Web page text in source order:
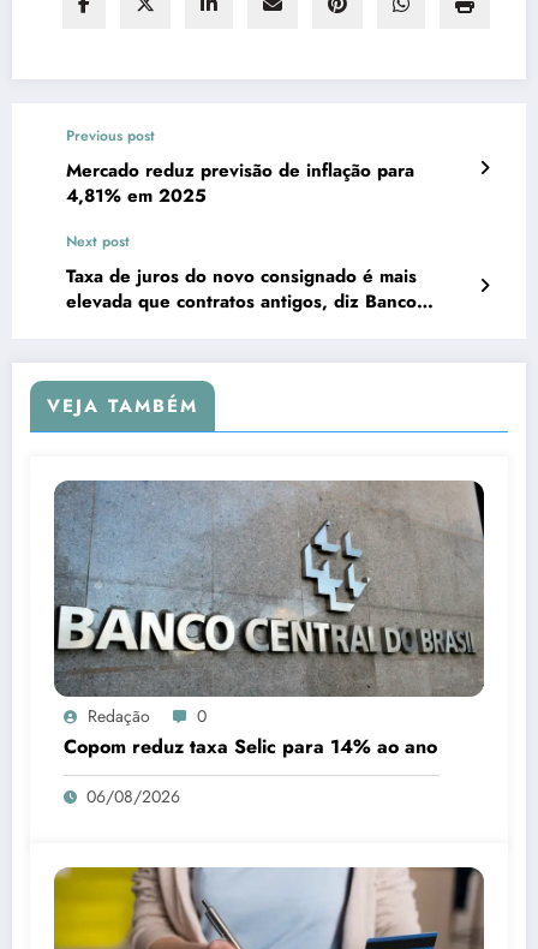
Previous post
Mercado reduz previsão de inflação para
4,81% em 2025
Next post
Taxa de juros do novo consignado é mais
elevada que contratos antigos, diz Banco
VEJA TAMBÉM
Redação 0
Copom reduz taxa Selic para 14% ao ano
06/08/2026